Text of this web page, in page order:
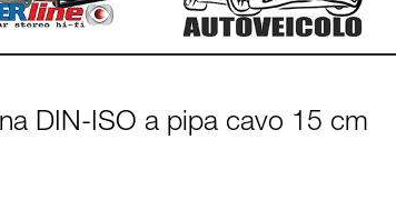
DIN-ISO a pipa cavo 15 cm